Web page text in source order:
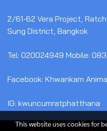
2/61-62 Vera Project,
Sung District, Bangkok
Tel: 020024949 Mobile:
Facebook: Khwankam
IG: kwuncumratphatthana
This website uses cookies for